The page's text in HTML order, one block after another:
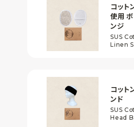
コット
使用
ンジ
SUS
Linen
コット
ンド
SUS
Head